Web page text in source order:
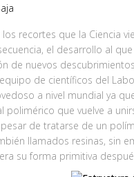
recortes que la Ciencia
el desarrollo al
de nuevos
de científicos del
a nivel mundial ya
polimérico que vuelve a
de tratarse de un
llamados resinas, sin
su forma primitiva